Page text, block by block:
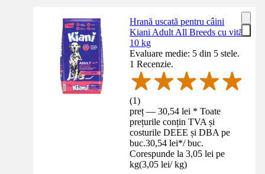
Hrană uscată pentru câini
Kiani Adult All Breeds cu vită
10 kg
Evaluare medie: 5 din 5 stele.
1 Recenzie.
(1)
preț — 30,54 lei * Toate
prețurile conțin TVA și
costurile DEEE și DBA pe
buc.30,54 lei*/ buc.
Corespunde la 3,05 lei pe
kg(3,05 lei/ kg)